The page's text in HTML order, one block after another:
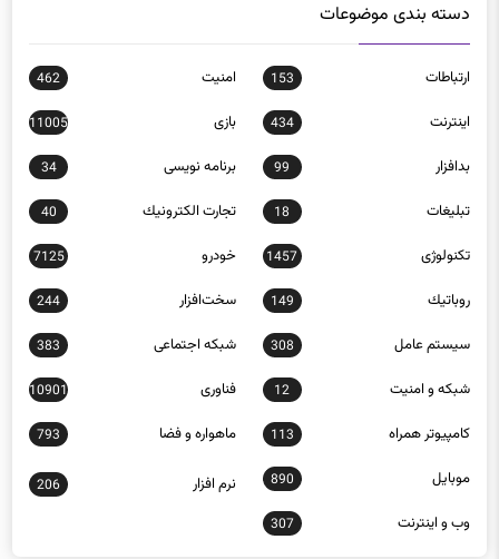
دسته بندی موضوعات
ارتباطات 153 امنيت 462
اينترنت 434 بازی 11005
بدافزار 99 برنامه نويسی 34
تبلیغات 18 تجارت الكترونيك 40
تکنولوژی 1457 خودرو 7125
روباتيك 149 سخت‌افزار 244
سيستم عامل 308 شبكه اجتماعی 383
شبكه و امنيت 12 فناوری 10901
كامپيوتر همراه 113 ماهواره و فضا 793
موبايل 890 نرم افزار 206
وب و اينترنت 307